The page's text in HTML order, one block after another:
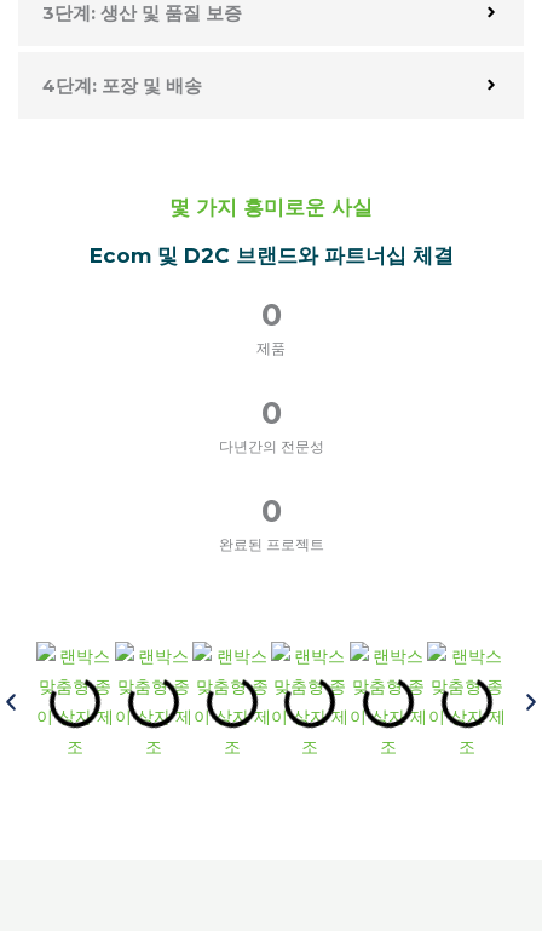
3단계: 생산 및 품질 보증
4단계: 포장 및 배송
몇 가지 흥미로운 사실
Ecom 및 D2C 브랜드와 파트너십 체결
제품
0
다년간의 전문성
0
완료된 프로젝트
0